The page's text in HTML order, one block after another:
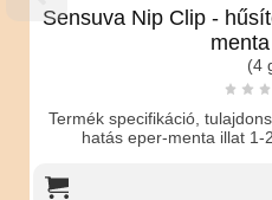
Sensuva Nip Clip -
(4
Termék specifikáció,
hatás eper-menta illat 1-